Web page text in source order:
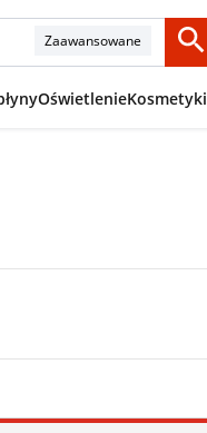
Zaawansowane
OświetlenieKosmetyki